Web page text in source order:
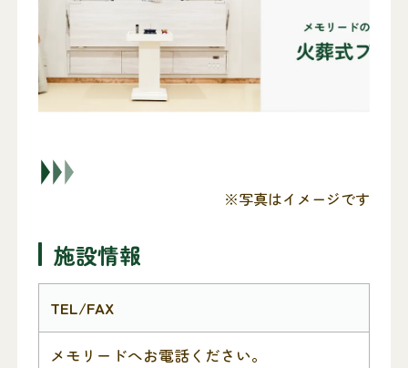
※写真はイメージです
施設情報
TEL/FAX
メモリードへお電話ください。